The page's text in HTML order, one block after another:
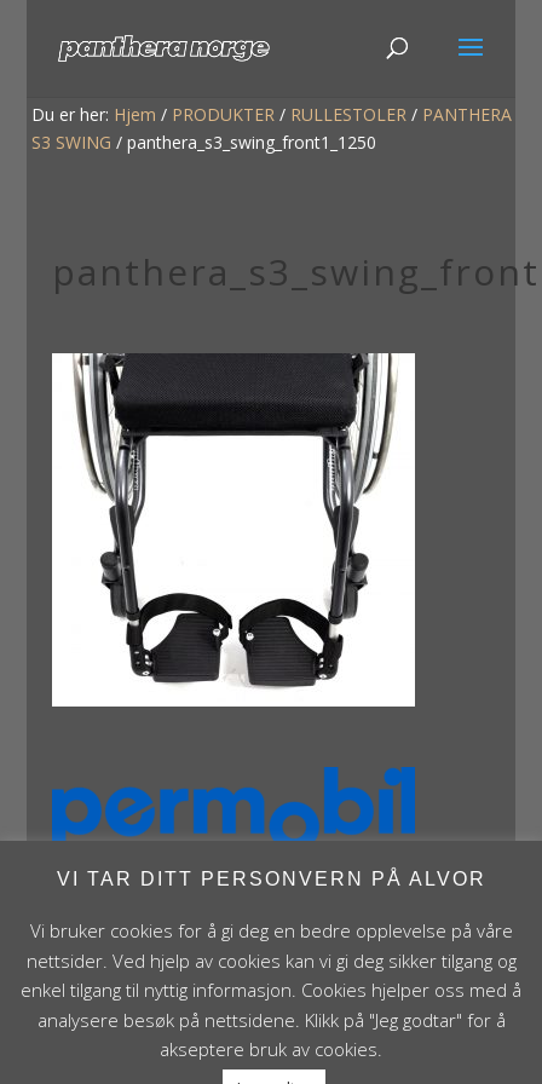
Du er her: Hjem / PRODUKTER / RULLESTOLER / PANTHERA
S3 SWING /panthera_s3_swing_front1_1250
Panthera Norge AS • Røykenveien 142A • NO - 1386
Asker • Norge • post@panthera.no • Tlf: 90 24 55 55 •
VI TAR DITT PERSONVERN PÅ ALVOR
Vi bruker cookies for å gi deg en bedre opplevelse på våre
nettsider. Ved hjelp av cookies kan vi gi deg sikker tilgang og
enkel tilgang til nyttig informasjon. Cookies hjelper oss med å
analysere besøk på nettsidene. Klikk på "Jeg godtar" for å
akseptere bruk av cookies.